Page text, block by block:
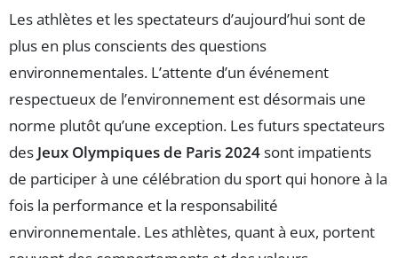
Les athlètes et les spectateurs d’aujourd’hui sont de
plus en plus conscients des questions
environnementales. L’attente d’un événement
respectueux de l’environnement est désormais une
norme plutôt qu’une exception. Les futurs spectateurs
des Jeux Olympiques de Paris 2024sont impatients
de participer à une célébration du sport qui honore à la
fois la performance et la responsabilité
environnementale. Les athlètes, quant à eux, portent